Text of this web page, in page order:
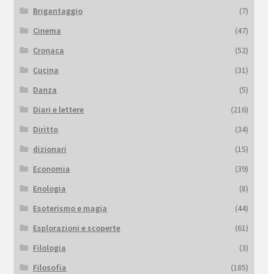
Brigantaggio
(7)
Cinema
(47)
Cronaca
(52)
Cucina
(31)
Danza
(5)
Diari e lettere
(216)
Diritto
(34)
dizionari
(15)
Economia
(39)
Enologia
(8)
Esoterismo e magia
(44)
Esplorazioni e scoperte
(61)
Filologia
(3)
Filosofia
(185)